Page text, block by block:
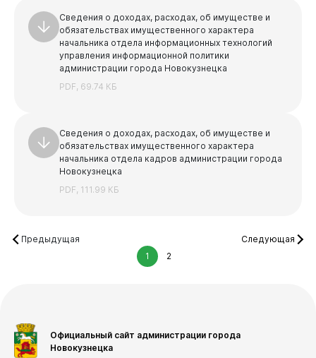
Сведения о доходах, расходах, об имуществе и
обязательствах имущественного характера
начальника отдела информационных технологий
управления информационной политики
администрации города Новокузнецка
PDF, 69.74 КБ
Сведения о доходах, расходах, об имуществе и
обязательствах имущественного характера
начальника отдела кадров администрации города
Новокузнецка
PDF, 111.99 КБ
Предыдущая
1
2
Следующая
Официальный сайт администрации города
Новокузнецка